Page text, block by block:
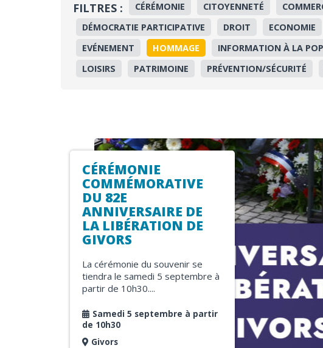
FILTRES : CÉRÉMONIE CITOYENNETÉ
DÉMOCRATIE PARTICIPATIVE
DROIT ECONOMIE
EVÉNEMENT
HOMMAGE INFORMATION À LA
LOISIRS
PATRIMOINE PRÉVENTION/SÉCURITÉ
CÉRÉMONIE
COMMÉMORATIVE
DU 82E
ANNIVERSAIRE DE
LA LIBÉRATION DE
GIVORS
La cérémonie du souvenir se
tiendra le samedi 5 septembre à
partir de 10h30....
Samedi 5 septembre à partir
de 10h30
Givors